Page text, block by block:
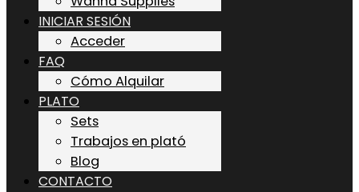
INICIAR SESIÓN
Acceder
FAQ
Cómo Alquilar
PLATO
Sets
Trabajos en plató
Blog
CONTACTO